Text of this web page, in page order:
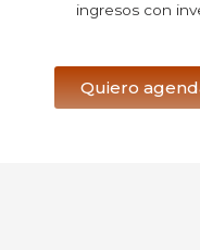
ingresos con
Quiero